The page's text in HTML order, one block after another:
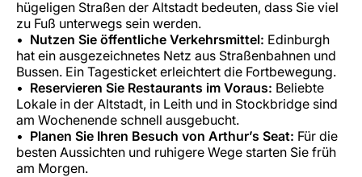
hügeligen Straßen der Altstadt bedeuten, dass Sie viel
zu Fuß unterwegs sein werden.
Nutzen Sie öffentliche Verkehrsmittel: Edinburgh
hat ein ausgezeichnetes Netz aus Straßenbahnen und
Bussen. Ein Tagesticket erleichtert die Fortbewegung.
Reservieren Sie Restaurants im Voraus: Beliebte
Lokale in der Altstadt, in Leith und in Stockbridge sind
am Wochenende schnell ausgebucht.
Planen Sie Ihren Besuch von Arthur’s Seat: Für die
besten Aussichten und ruhigere Wege starten Sie früh
am Morgen.